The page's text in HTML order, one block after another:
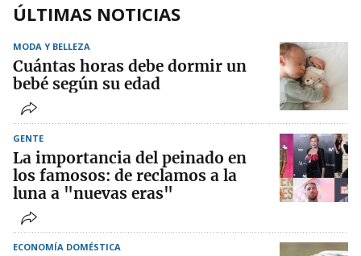
ÚLTIMAS NOTICIAS
MODA Y BELLEZA
Cuántas horas debe dormir un
bebé según su edad
GENTE
La importancia del peinado en
los famosos: de reclamos a la
luna a "nuevas eras"
ECONOMÍA DOMÉSTICA